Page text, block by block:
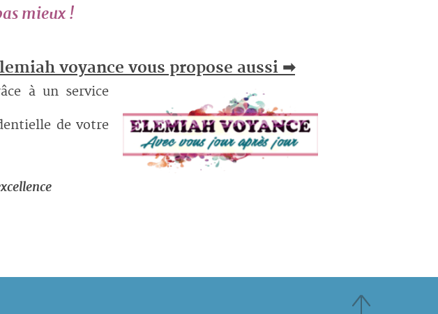
mieux !
voyance vous propose aussi ➡
à un service
de votre